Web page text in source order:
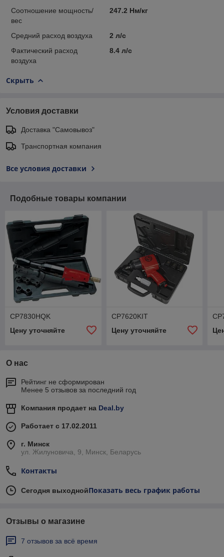
Соотношение мощность/
вес
247.2 Нм/кг
Средний расход воздуха
2 л/с
Фактический расход
воздуха
8.4 л/с
Скрыть
Условия доставки
Доставка "Самовывоз"
Транспортная компания
Все условия доставки
Подобные товары компании
CP7830HQK
Цену уточняйте
CP7620KIT
Цену уточняйте
О нас
Рейтинг не сформирован
Менее 5 отзывов за последний год
Компания продает на Deal.by
Работает с 17.02.2011
г. Минск
ул. Жилуновича, 9, Минск, Беларусь
Контакты
Сегодня выходнойПоказать весь график работы
Отзывы о магазине
7 отзывов за всё время